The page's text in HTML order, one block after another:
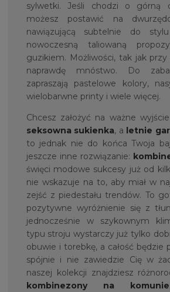
sylwetki. Jeśli chodzi o górną
możesz postawić na
nawiązującą subtelnie do
nowoczesną taliowaną
guzikiem. Możliwości, tak jak
naprawdę mnóstwo. Do
zapraszają pastelowe kolory,
wielobarwne printy i wiele więcej.
Chcesz założyć na ważne
seksowna sukienka, a letnie
to jednak nie do końca Twoja
jeszcze inne rozwiązanie:
święci modowe sukcesy już od
nie wskazuje na to, aby miał w
zejść z piedestału trendów. To
pozytywne wyróżnienie się z
jednocześnie w szykownym
typu stroju wystarczy już tylko
obuwie i torebkę, a całość będzie
spójnie i nie zawiedzie Cię w
naszej kolekcji znajdziesz
kombinezony na komunie